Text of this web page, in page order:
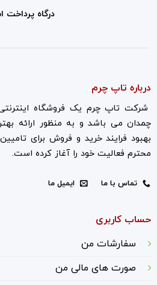
درگاه پرداخت
درباره تاپ چرم
شرکت تاپ چرم یک فروشگاه
چمدان می باشد و به منظور ارائه
بهبود فرایند خرید و فروش برای
محترم فعالیت خود را آغاز کرده است.
تماس با ما ایمیل ما
حساب کاربری
سفارشات من
صورت های مالی من